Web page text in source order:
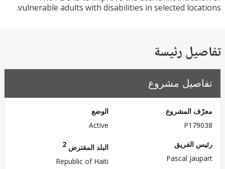
vulnerable adults with disabilities in selected
رئيسة
مشروع
المشروع
الفريق
Pascal
البلد المقترض
Republic of Haiti